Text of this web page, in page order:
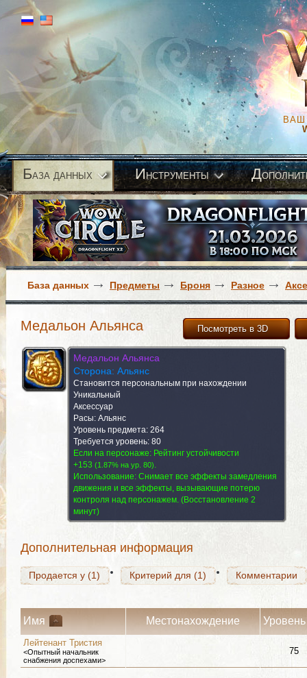
ВАШ
База данных Инструменты Д
База данных Предметы Броня Разное
Посмотреть в 3D
Медальон Альянса
Медальон Альянса
Сторона: Альянс
Становится персональным при нахождении
Уникальный
Аксессуар
Расы: Альянс
Уровень предмета: 264
Требуется уровень: 80
Если на персонаже: Рейтинг устойчивости
+153 (1.87% на yp. 80).
Использование: Снимает все эффекты замедления
движения и все эффекты, вызывающие потерю
контроля над персонажем. (Восстановление 2
минут)
Дополнительная информация
Продается у (1) Критерий для (1)
Продается у (1) Критерий для (1) Комментарии
Продается у (1) Критерий для (1) Комментарии
Имя Местонахождение Уровень
Лейтенант Тристия
<Опытный начальник
снабжения доспехами>
75